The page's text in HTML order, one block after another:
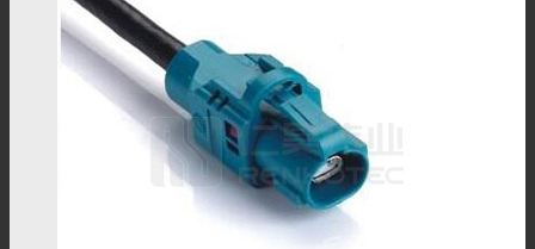
M23板端插座
M23组装接头